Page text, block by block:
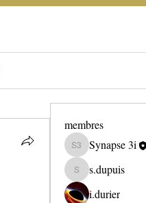
membres
Synapse 3i
Synapse 3i
s.dupuis
s.dupuis
i.durier